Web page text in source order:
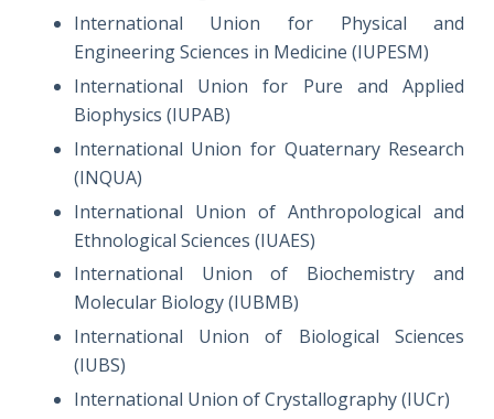
International Union for Physical and
Engineering Sciences in Medicine (IUPESM)
International Union for Pure and Applied
Biophysics (IUPAB)
International Union for Quaternary Research
(INQUA)
International Union of Anthropological and
Ethnological Sciences (IUAES)
International Union of Biochemistry and
Molecular Biology (IUBMB)
International Union of Biological Sciences
(IUBS)
International Union of Crystallography (IUCr)